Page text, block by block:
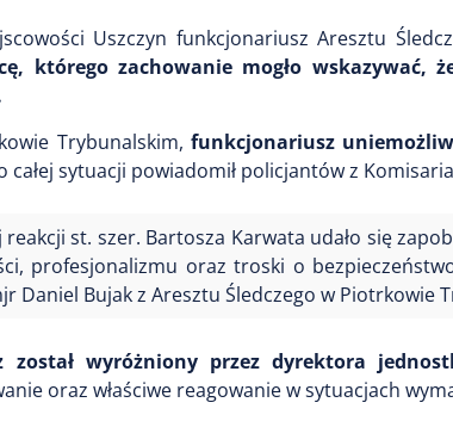
Uszczyn funkcjonariusz Aresztu
którego zachowanie mogło wskazywać,
Trybunalskim, funkcjonariusz
całej sytuacji powiadomił policjantów z
st. szer. Bartosza Karwata udało się
profesjonalizmu oraz troski o
Daniel Bujak z Aresztu Śledczego w Piotrkowie
wyróżniony przez dyrektora
oraz właściwe reagowanie w sytuacjach